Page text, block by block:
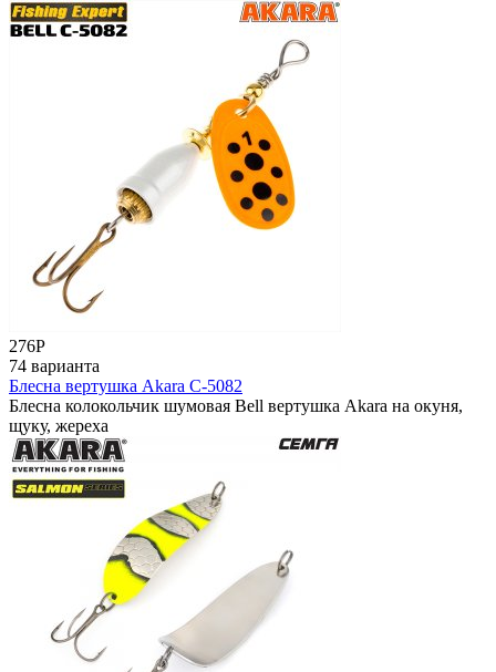
276Р
74 варианта
Блесна вертушка Akara C-5082
Блесна колокольчик шумовая Bell вертушка Akara на окуня,
щуку, жереха